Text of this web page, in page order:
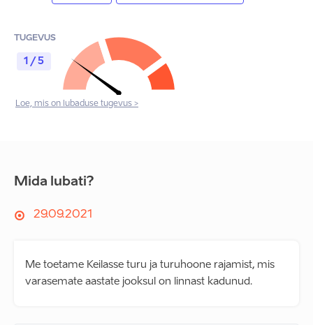
TUGEVUS
1 / 5
Loe, mis on lubaduse tugevus >
Mida lubati?
29.09.2021
Me toetame Keilasse turu ja turuhoone rajamist, mis
varasemate aastate jooksul on linnast kadunud.